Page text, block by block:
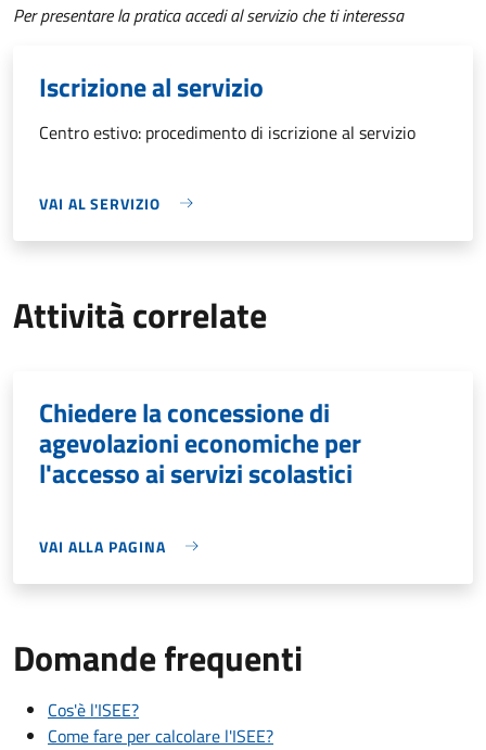
Per presentare la pratica accedi al servizio che ti interessa
Iscrizione al servizio
Centro estivo: procedimento di iscrizione al servizio
VAI AL SERVIZIO
Attività correlate
Chiedere la concessione di
agevolazioni economiche per
l'accesso ai servizi scolastici
VAI ALLA PAGINA
Domande frequenti
Cos'è l'ISEE?
Come fare per calcolare l'ISEE?